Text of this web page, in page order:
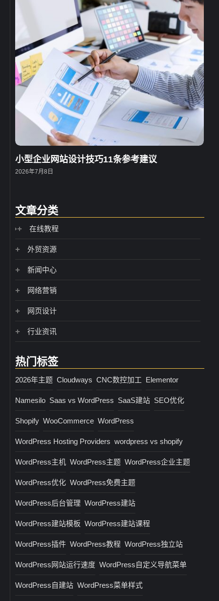
小型企业网站设计技巧11条参考建议
2026年7月8日
文章分类
在线教程
外贸资源
新闻中心
网络营销
网页设计
行业资讯
热门标签
2026年主题 Cloudways CNC数控加工 Elementor
Namesilo Saas vs WordPress SaaS建站 SEO优化
Shopify WooCommerce WordPress
WordPress Hosting Providers wordpress vs shopify
WordPress主机 WordPress主题 WordPress企业主题
WordPress优化 WordPress免费主题
WordPress后台管理 WordPress建站
WordPress建站模板 WordPress建站课程
WordPress插件 WordPress教程 WordPress独立站
WordPress网站运行速度 WordPress自定义导航菜单
WordPress自建站 WordPress菜单样式